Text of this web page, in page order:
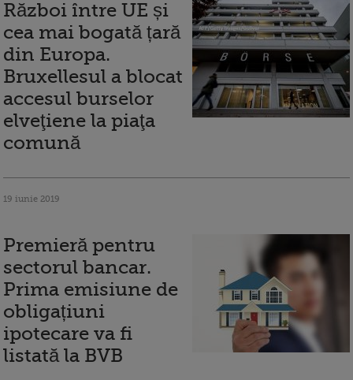
Război între UE și
cea mai bogată țară
din Europa.
Bruxellesul a blocat
accesul burselor
elveţiene la piaţa
comună
19 iunie 2019
Premieră pentru
sectorul bancar.
Prima emisiune de
obligațiuni
ipotecare va fi
listată la BVB